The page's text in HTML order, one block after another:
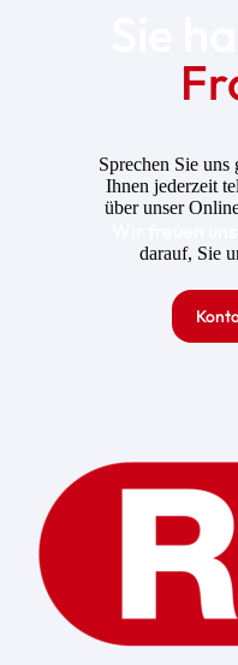
Sprechen Sie uns
Ihnen jederzeit
über unser
darauf, Sie